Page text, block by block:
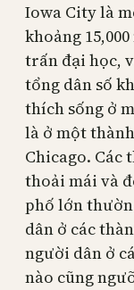
Iowa City là
khoảng
trấn đại học,
tổng dân số
thích sống ở
là ở một
Chicago. Các
thoải mái và
phố lớn
dân ở các
người dân ở
nào cũng